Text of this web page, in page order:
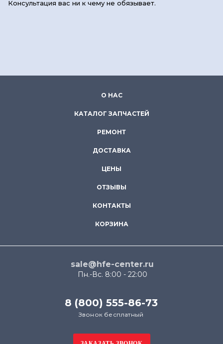
Консультация вас ни к чему не обязывает.
О НАС
КАТАЛОГ ЗАПЧАСТЕЙ
РЕМОНТ
ДОСТАВКА
ЦЕНЫ
ОТЗЫВЫ
КОНТАКТЫ
КОРЗИНА
sale@hfe-center.ru
Пн.-Вс. 8:00 - 22:00
8 (800) 555-86-73
Звонок бесплатный